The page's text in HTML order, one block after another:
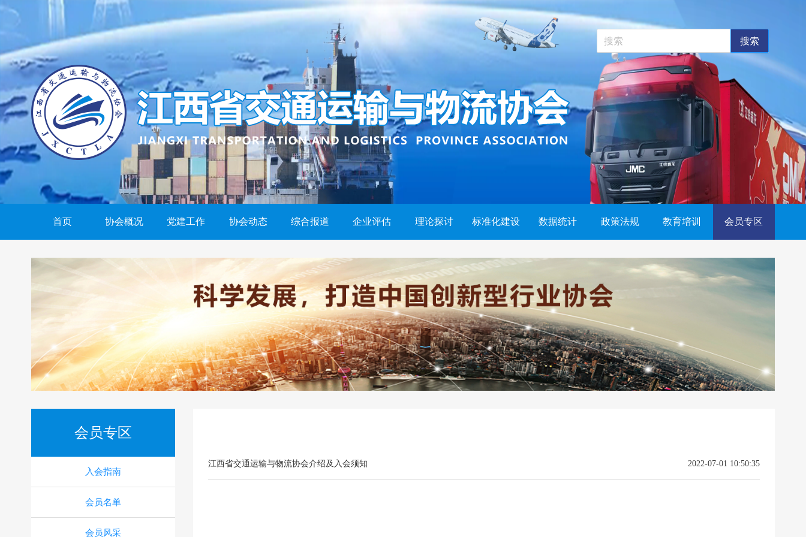
搜索
首页 协会概况 党建工作 协会动态 综合报道 企业评估 理论探讨 标准化建设 数据统计 政策法规 教育培训 会员专区
会员专区
入会指南
会员名单
会员风采
江西省交通运输与物流协会介绍及入会须知 2022-07-01 10:50:35